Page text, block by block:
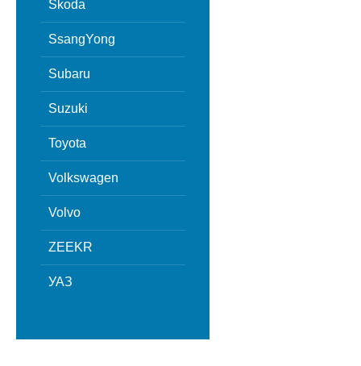
Skoda
SsangYong
Subaru
Suzuki
Toyota
Volkswagen
Volvo
ZEEKR
УАЗ